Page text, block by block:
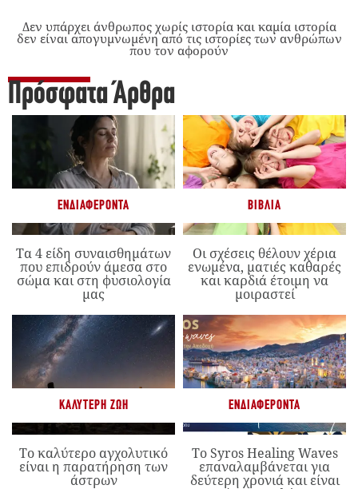
Δεν υπάρχει άνθρωπος χωρίς ιστορία και καμία ιστορία
δεν είναι απογυμνωμένη από τις ιστορίες των ανθρώπων
που τον αφορούν
Πρόσφατα Άρθρα
ΕΝΔΙΑΦΈΡΟΝΤΑ
Τα 4 είδη συναισθημάτων
που επιδρούν άμεσα στο
σώμα και στη φυσιολογία
μας
ΒΙΒΛΊΑ
Οι σχέσεις θέλουν χέρια
ενωμένα, ματιές καθαρές
και καρδιά έτοιμη να
μοιραστεί
ΚΑΛΎΤΕΡΗ ΖΩΉ
Το καλύτερο αγχολυτικό
είναι η παρατήρηση των
άστρων
ΕΝΔΙΑΦΈΡΟΝΤΑ
Το Syros Healing Waves
επαναλαμβάνεται για
δεύτερη χρονιά και είναι